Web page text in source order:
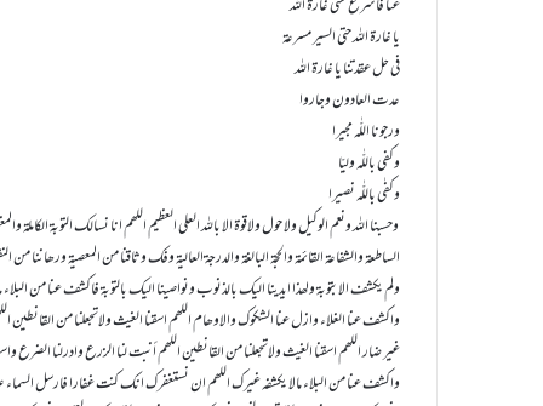
عنا فاسرع شئی غارۃ اللہ
یا غارۃ اللہ حتی السیر مسرعۃ
فی حل عقدتنا یا غارۃ اللہ
عدت العادون وجاروا
ورجونا اللّٰہ مجیرا
وکفی باللّٰہ ولیّا
وکفٰی باللّٰہ نصیرا
وحسبنا اللہ ونعم الوکیل ولا حول ولاقوۃ الا باللہ العلی العظیم اللھم انا نسالک التوبۃ الکاملۃ
الساطعۃ والشفاعۃ القائمۃ والحجۃ البالغۃ والدرجۃ العالیۃ وفک وثاقنا من المعصیۃ ورھاننا
ولم یکشف الابتوبۃ ولھذا ایدینا الیک بالذنوب ونواصینا الیک بالتوبۃ فاکشف عنا من
واکشف عنا الغلاء وازل عنا الشکوک والاوھام اللھم اسقنا الغیث ولاتجعلنا من القانطین اللھم
غیر ضار اللھم اسقنا الغیث ولاتجعلنا من القانطین اللھم أنبت لنا الزرع وادرلنا
واکشف عنا من البلاء مالا یکشفہ غیرک اللھم ان نستغفرک انک کنت غفارا فارسل السماء